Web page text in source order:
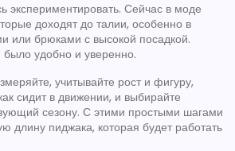
экспериментировать. Сейчас в моде
доходят до талии, особенно в
или брюками с высокой посадкой.
удобно и уверенно.
учитывайте рост и фигуру,
сидит в движении, и выбирайте
сезону. С этими простыми шагами
длину пиджака, которая будет работать